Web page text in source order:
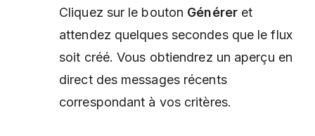
Cliquez sur le bouton Généreret
attendez quelques secondes que le flux
soit créé. Vous obtiendrez un aperçu en
direct des messages récents
correspondant à vos critères.